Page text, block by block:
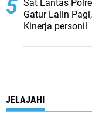
Sat Lantas
Gatur Lalin
Kinerja personil
JELAJAHI